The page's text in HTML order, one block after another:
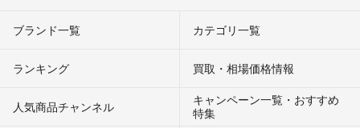
ブランド一覧 カテゴリ一覧
ランキング 買取・相場価格情報
人気商品チャンネル
キャンペーン一覧・おすすめ
特集